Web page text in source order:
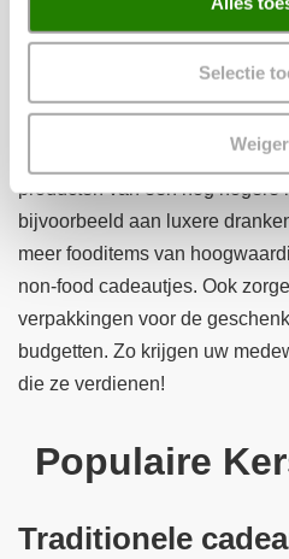
Selectie
een goed budget over om uw
ook terecht voor prachtige
pakketten voor een hoger
producten van een nog hogere
bijvoorbeeld aan luxere
meer fooditems van
non-food cadeautjes. Ook
verpakkingen voor de
budgetten. Zo krijgen uw
die ze verdienen!
Populaire
Traditionele